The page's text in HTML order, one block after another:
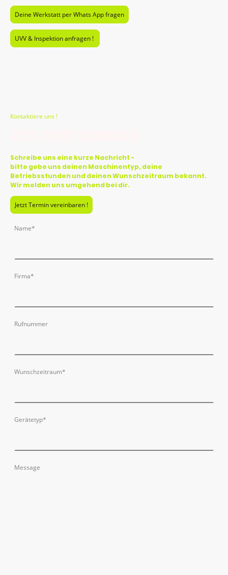
Deine Werkstatt per Whats App fragen
UVV & Inspektion anfragen !
Kontaktiere uns !
Schreibe uns eine kurze Nachricht -
bitte gebe uns deinen Maschinentyp, deine
Betriebsstunden und deinen Wunschzeitraum bekannt.
Wir melden uns umgehend bei dir.
Jetzt Termin vereinbaren !
Name*
Firma*
Rufnummer
Wunschzeitraum*
Gerätetyp*
Message